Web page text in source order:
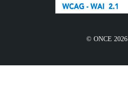
© ONCE 2026